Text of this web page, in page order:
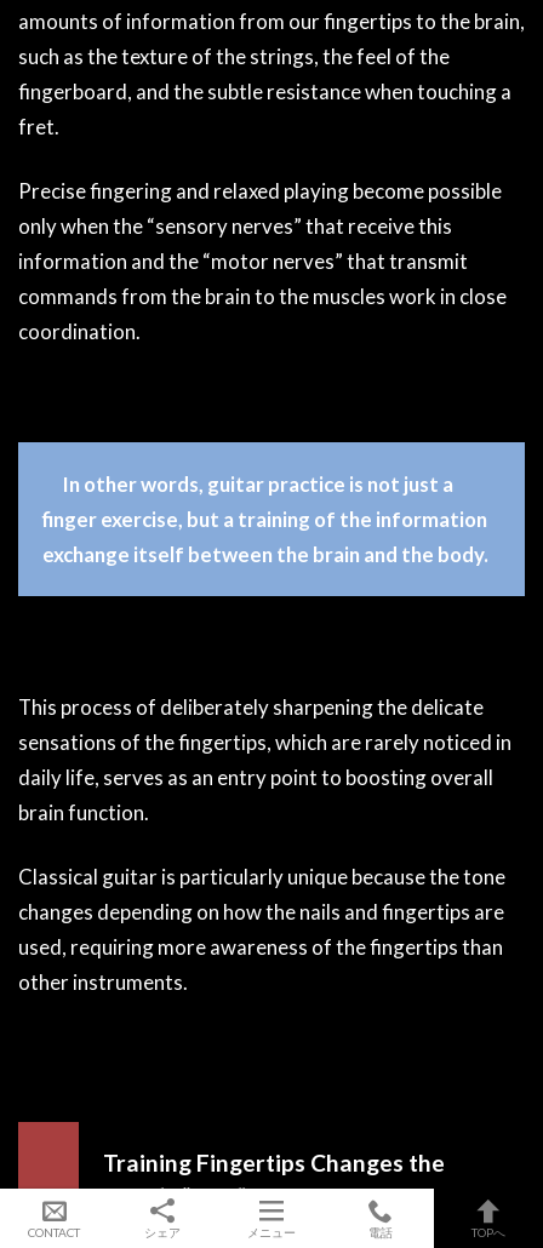
amounts of information from our fingertips to the brain,
such as the texture of the strings, the feel of the
fingerboard, and the subtle resistance when touching a
fret.
Precise fingering and relaxed playing become possible
only when the “sensory nerves” that receive this
information and the “motor nerves” that transmit
commands from the brain to the muscles work in close
coordination.
In other words, guitar practice is not just a
finger exercise, but a training of the information
exchange itself between the brain and the body.
This process of deliberately sharpening the delicate
sensations of the fingertips, which are rarely noticed in
daily life, serves as an entry point to boosting overall
brain function.
Classical guitar is particularly unique because the tone
changes depending on how the nails and fingertips are
used, requiring more awareness of the fingertips than
other instruments.
Training Fingertips Changes the
Brain’s “Map”
CONTACT シェア メニュー 電話 TOPへ